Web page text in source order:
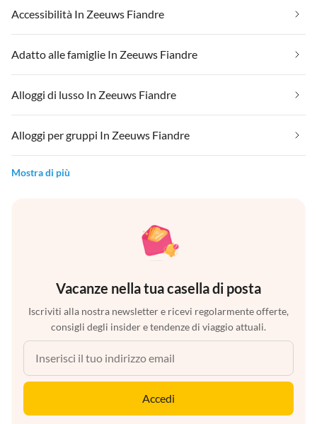
Accessibilità In Zeeuws Fiandre
Adatto alle famiglie In Zeeuws Fiandre
Alloggi di lusso In Zeeuws Fiandre
Alloggi per gruppi In Zeeuws Fiandre
Mostra di più
Vacanze nella tua casella di posta
Iscriviti alla nostra newsletter e ricevi regolarmente offerte,
consigli degli insider e tendenze di viaggio attuali.
Accedi